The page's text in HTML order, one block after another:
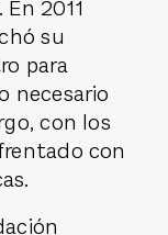
2011
su
para
necesario
con los
con